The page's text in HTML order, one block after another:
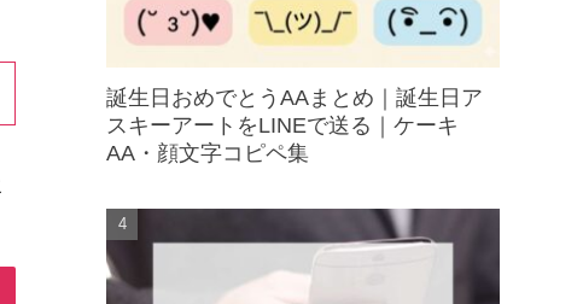
誕生日おめでとうAAまとめ｜誕生日ア
スキーアートをLINEで送る｜ケーキ
AA・顔文字コピペ集